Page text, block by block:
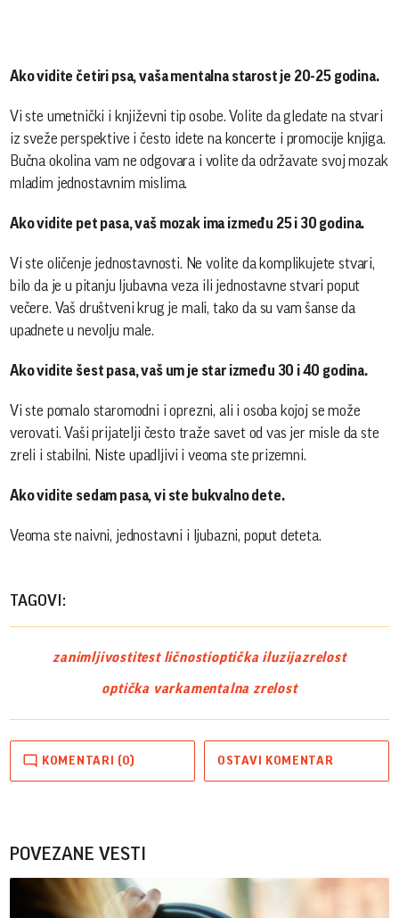
Ako vidite četiri psa, vaša mentalna starost je 20-25 godina.
Vi ste umetnički i književni tip osobe. Volite da gledate na stvari
iz sveže perspektive i često idete na koncerte i promocije knjiga.
Bučna okolina vam ne odgovara i volite da održavate svoj mozak
mladim jednostavnim mislima.
Ako vidite pet pasa, vaš mozak ima između 25 i 30 godina.
Vi ste oličenje jednostavnosti. Ne volite da komplikujete stvari,
bilo da je u pitanju ljubavna veza ili jednostavne stvari poput
večere. Vaš društveni krug je mali, tako da su vam šanse da
upadnete u nevolju male.
Ako vidite šest pasa, vaš um je star između 30 i 40 godina.
Vi ste pomalo staromodni i oprezni, ali i osoba kojoj se može
verovati. Vaši prijatelji često traže savet od vas jer misle da ste
zreli i stabilni. Niste upadljivi i veoma ste prizemni.
Ako vidite sedam pasa, vi ste bukvalno dete.
Veoma ste naivni, jednostavni i ljubazni, poput deteta.
TAGOVI:
zanimljivostitest ličnostioptička iluzijazrelost
optička varkamentalna zrelost
KOMENTARI (0) OSTAVI KOMENTAR
POVEZANE VESTI